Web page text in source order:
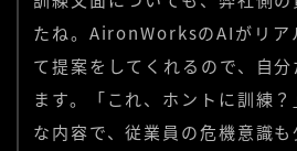
たね。AironWorksのAIがリア
て提案をしてくれるので、自
ます。「これ、ホントに訓練
な内容で、従業員の危機意識